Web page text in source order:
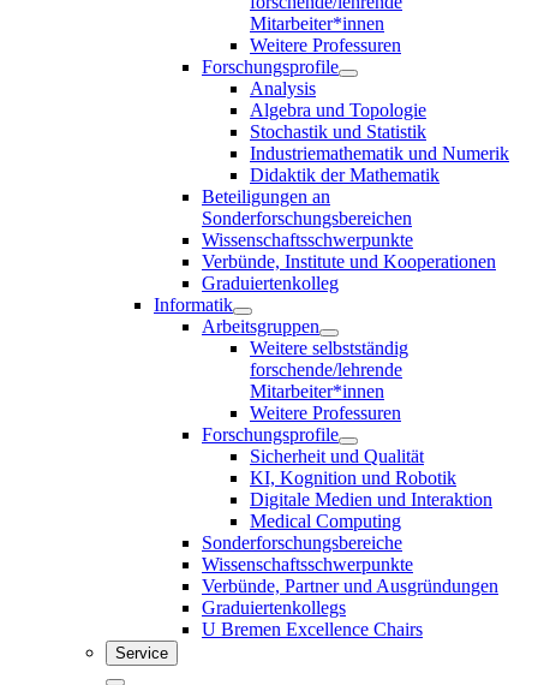
Mitarbeiter*innen
Weitere Professuren
Forschungsprofile
Analysis
Algebra und Topologie
Stochastik und Statistik
Industriemathematik und Numerik
Didaktik der Mathematik
Beteiligungen an
Sonderforschungsbereichen
Wissenschaftsschwerpunkte
Verbünde, Institute und Kooperationen
Graduiertenkolleg
Informatik
Arbeitsgruppen
Weitere selbstständig
forschende/lehrende
Mitarbeiter*innen
Weitere Professuren
Forschungsprofile
Sicherheit und Qualität
KI, Kognition und Robotik
Digitale Medien und Interaktion
Medical Computing
Sonderforschungsbereiche
Wissenschaftsschwerpunkte
Verbünde, Partner und Ausgründungen
Graduiertenkollegs
U Bremen Excellence Chairs
Service